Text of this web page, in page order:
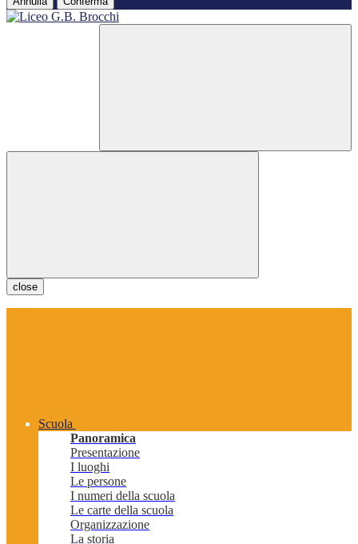
close
Scuola
Panoramica
Presentazione
I luoghi
Le persone
I numeri della scuola
Le carte della scuola
Organizzazione
La storia